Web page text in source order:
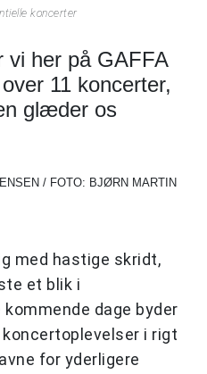
koncerter
vi her på GAFFA
11 koncerter,
glæder os
/ FOTO: BJØRN MARTIN
med hastige skridt,
et blik i
dage byder
i rigt
for yderligere